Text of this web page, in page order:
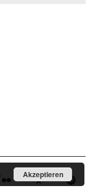
Akzeptieren